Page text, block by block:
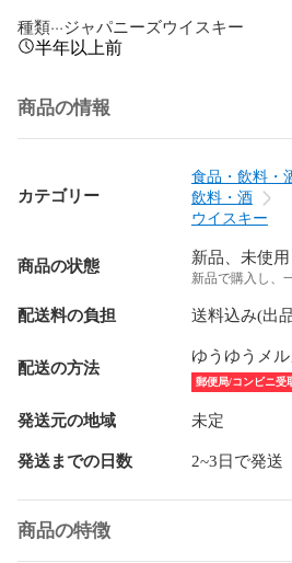
種類···ジャパニーズウイスキー
半年以上前
商品の情報
カテゴリー
食品・飲料・
飲料・酒
ウイスキー
商品の状態 新品、未使用
新品で購入し、
配送料の負担 送料込み(出
配送の方法
ゆうゆうメ
郵便局/コンビニ受
発送元の地域 未定
発送までの日数 2~3日で発送
商品の特徴